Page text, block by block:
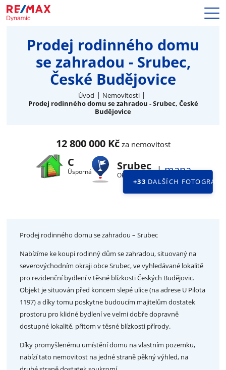
Naše služby
Nemovitosti
Makléři
Blog
Kariéra
Hypotéky
Prodej rodinného domu
se zahradou - Srubec,
České Budějovice
Úvod
Nemovitosti
Prodej rodinného domu se zahradou - Srubec, České
Budějovice
12 800 000 Kčza nemovitost
C
Úsporná Srubec
Okraj obce |mapa
+33 DALŠÍCH FOTOGRAFII
Prodej rodinného domu se zahradou – Srubec
Nabízíme ke koupi rodinný dům se zahradou, situovaný na
severovýchodním okraji obce Srubec, ve vyhledávané lokalitě
pro rezidenční bydlení v těsné blízkosti Českých Budějovic.
Objekt je situován před koncem slepé ulice (na adrese U Pilota
1197) a díky tomu poskytne budoucím majitelům dostatek
prostoru pro klidné bydlení ve velmi dobře dopravně
dostupné lokalitě, přitom v těsné blízkosti přírody.
Díky promyšlenému umístění domu na vlastním pozemku,
nabízí tato nemovitost na jedné straně pěkný výhled, na